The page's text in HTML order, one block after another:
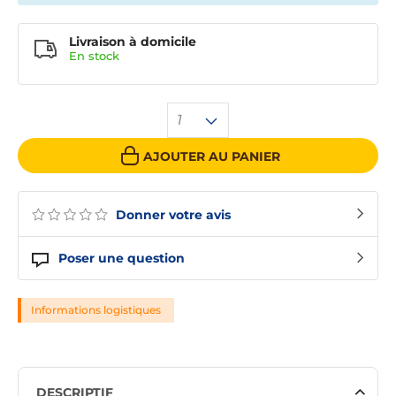
Donner votre avis
Poser une question
1
AJOUTER AU PANIER
Livraison à domicile
En stock
Informations logistiques
DESCRIPTIF